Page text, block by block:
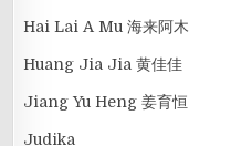
Hai Lai A Mu 海来阿木
Huang Jia Jia 黄佳佳
Jiang Yu Heng 姜育恒
Judika